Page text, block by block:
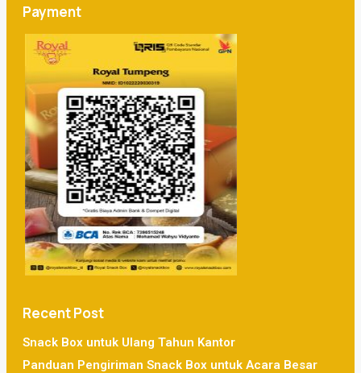
Payment
Recent Post
Snack Box untuk Ulang Tahun Kantor
Panduan Pengiriman Snack Box untuk Acara Besar